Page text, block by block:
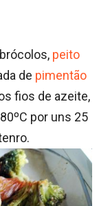
peito
de pimentão
fios de azeite,
por uns 25